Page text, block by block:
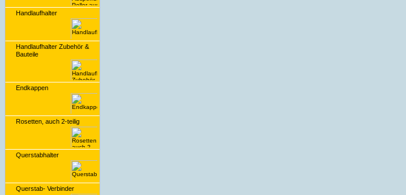
Handlaufhalter
Handlaufhalter Zubehör &
Bauteile
Endkappen
Rosetten, auch 2-teilig
Querstabhalter
Querstab- Verbinder